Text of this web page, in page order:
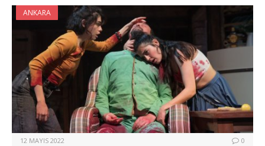
ANKARA
12 MAYIS 2022 0